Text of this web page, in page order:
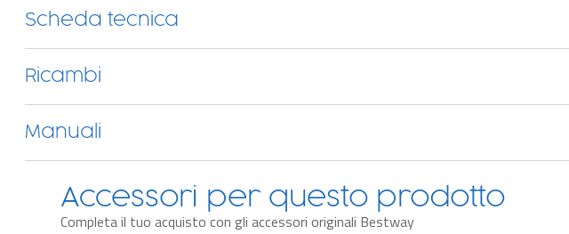
Scheda tecnica
Ricambi
Manuali
Accessori per questo prodotto
Completa il tuo acquisto con gli accessori originali Bestway